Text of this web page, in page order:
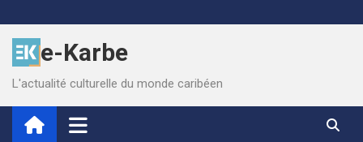
to
contente-Karbe
L'actualité culturelle du monde caribéen